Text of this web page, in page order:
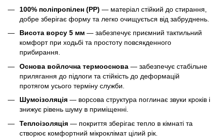
100% поліпропілен (PP) — матеріал стійкий до стирання,
добре зберігає форму та легко очищується від забруднень.
Висота ворсу 5 мм — забезпечує приємний тактильний
комфорт при ходьбі та простоту повсякденного
прибирання.
Основа войлочна термооснова — забезпечує стабільне
прилягання до підлоги та стійкість до деформацій
протягом усього терміну служби.
Шумоізоляція — ворсова структура поглинає звуки кроків і
знижує рівень шуму в приміщенні.
Теплоізоляція — покриття зберігає тепло в кімнаті та
створює комфортний мікроклімат цілий рік.